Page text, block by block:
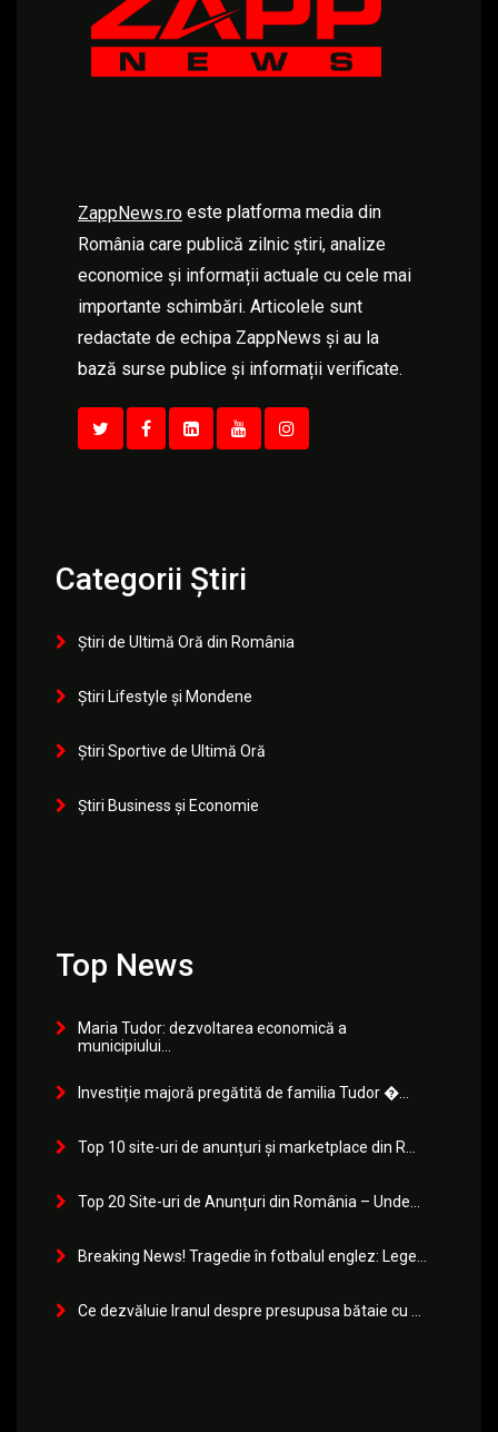
ZappNews.ro este platforma media din
România care publică zilnic știri, analize
economice și informații actuale cu cele mai
importante schimbări. Articolele sunt
redactate de echipa ZappNews și au la
bază surse publice și informații verificate.
Categorii Știri
Știri de Ultimă Oră din România
Știri Lifestyle și Mondene
Știri Sportive de Ultimă Oră
Știri Business și Economie
Top News
Maria Tudor: dezvoltarea economică a
municipiului...
Investiție majoră pregătită de familia Tudor �...
Top 10 site-uri de anunțuri și marketplace din R...
Top 20 Site-uri de Anunțuri din România – Unde...
Breaking News! Tragedie în fotbalul englez: Lege...
Ce dezvăluie Iranul despre presupusa bătaie cu ...